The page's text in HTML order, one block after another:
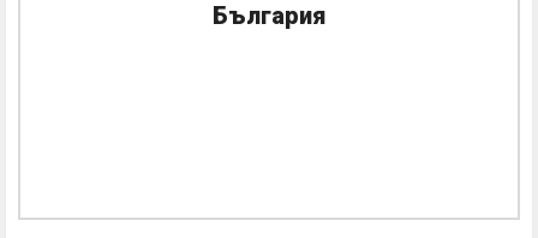
България